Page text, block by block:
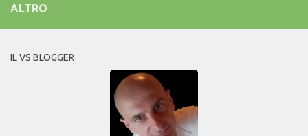
ALTRO
IL VS BLOGGER